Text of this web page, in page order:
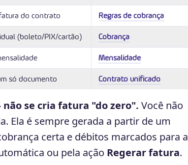
do contrato Regras de cobrança
(boleto/PIX/cartão) Cobrança
Mensalidade
só documento Contrato unificado
se cria fatura "do zero". Você não
Ela é sempre gerada a partir de um
certa e débitos marcados para a
ou pela ação Regerar fatura.